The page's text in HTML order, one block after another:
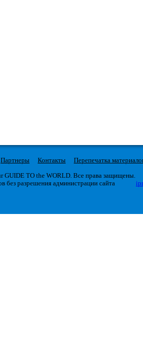
Партнеры Контакты
Перепечатка
GUIDE TO the WORLD. Все права защищены.
без разрешения администрации сайта